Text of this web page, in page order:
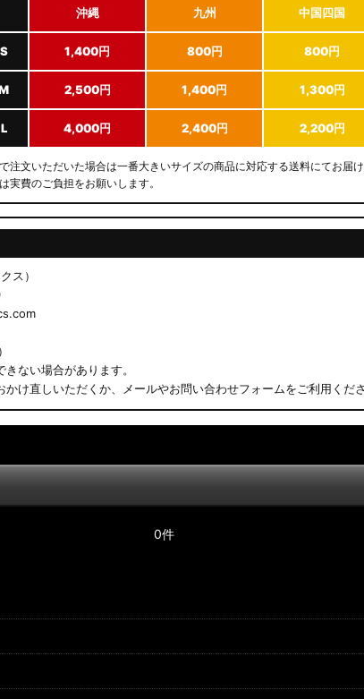
沖縄 九州 中国四国
S 1,400円 800円 800円
2,500円 1,400円 1,300円
L 4,000円 2,400円 2,200円
注文いただいた場合は一番大きいサイズの商品に対応する送料にてお届け
実費のご負担をお願いします。
ス）
ない場合があります。
け直しいただくか、メールやお問い合わせフォームをご利用くださ
0件